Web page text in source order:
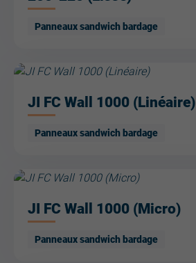
Panneaux sandwich bardage
JI FC Wall 1000 (Linéaire)
Panneaux sandwich bardage
JI FC Wall 1000 (Micro)
Panneaux sandwich bardage